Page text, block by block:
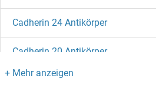
Cadherin 24 Antikörper
Cadherin 20 Antikörper
Cadherin 13 Antikörper